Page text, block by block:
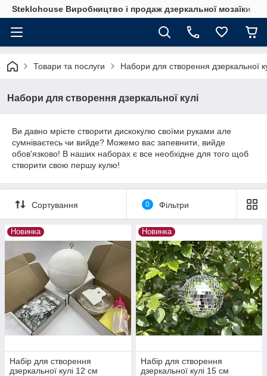
Steklohouse Виробництво і продаж дзеркальної мозаїки
Товари та послуги Набори для створення дзеркальної
Набори для створення дзеркальної кулі
Ви давно мрієте створити дискокулю своїми руками але
сумніваєтесь чи вийде? Можемо вас запевнити, вийде
обов'язково! В наших наборах є все необхідне для того щоб
створити свою першу кулю!
Сортування 0 Фільтри
Новинка
Набір для створення
дзеркальної кулі 12 см
Новинка
Набір для створення
дзеркальної кулі 15 см